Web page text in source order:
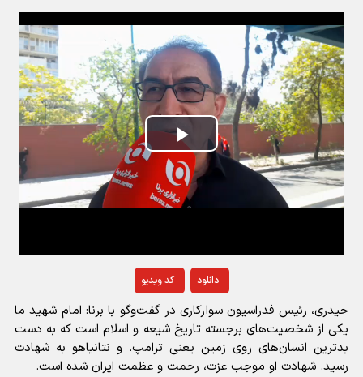
Play
Video
کد ویدیو دانلود
حیدری، رئیس فدراسیون سوارکاری در گفت‌وگو با برنا: امام شهید ما
یکی از شخصیت‌های برجسته تاریخ شیعه و اسلام است که به دست
بدترین انسان‌های روی زمین یعنی ترامپ. و نتانیاهو به شهادت
رسید. شهادت او موجب عزت، رحمت و عظمت ایران شده است.